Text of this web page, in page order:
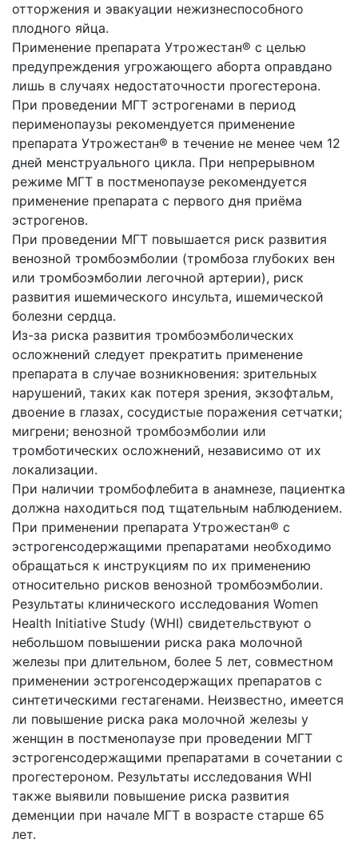
отторжения и эвакуации нежизнеспособного
плодного яйца.
Применение препарата Утрожестан® с целью
предупреждения угрожающего аборта оправдано
лишь в случаях недостаточности прогестерона.
При проведении МГТ эстрогенами в период
перименопаузы рекомендуется применение
препарата Утрожестан® в течение не менее чем 12
дней менструального цикла. При непрерывном
режиме МГТ в постменопаузе рекомендуется
применение препарата с первого дня приёма
эстрогенов.
При проведении МГТ повышается риск развития
венозной тромбоэмболии (тромбоза глубоких вен
или тромбоэмболии легочной артерии), риск
развития ишемического инсульта, ишемической
болезни сердца.
Из-за риска развития тромбоэмболических
осложнений следует прекратить применение
препарата в случае возникновения: зрительных
нарушений, таких как потеря зрения, экзофтальм,
двоение в глазах, сосудистые поражения сетчатки;
мигрени; венозной тромбоэмболии или
тромботических осложнений, независимо от их
локализации.
При наличии тромбофлебита в анамнезе, пациентка
должна находиться под тщательным наблюдением.
При применении препарата Утрожестан® с
эстрогенсодержащими препаратами необходимо
обращаться к инструкциям по их применению
относительно рисков венозной тромбоэмболии.
Результаты клинического исследования Women
Health Initiative Study (WHI) свидетельствуют о
небольшом повышении риска рака молочной
железы при длительном, более 5 лет, совместном
применении эстрогенсодержащих препаратов с
синтетическими гестагенами. Неизвестно, имеется
ли повышение риска рака молочной железы у
женщин в постменопаузе при проведении МГТ
эстрогенсодержащими препаратами в сочетании с
прогестероном. Результаты исследования WHI
также выявили повышение риска развития
деменции при начале МГТ в возрасте старше 65
лет.